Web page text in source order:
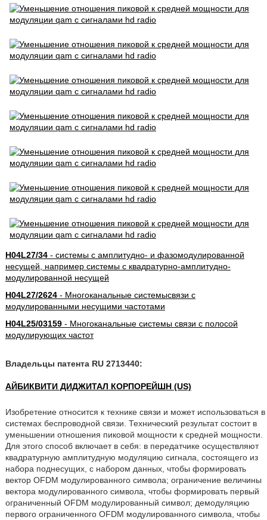
H04L27/34- системы с амплитудно- и фазомодулированной
несущей, например системы с квадратурно-амплитудно-
модулированной несущей
H04L27/2624- Многоканальные системысвязи с
модулированными несущими частотами
H04L25/03159- Многоканальные системы связи с полосой
модулирующих частот
Владельцы патента RU 2713440:
АЙБИКВИТИ ДИДЖИТАЛ КОРПОРЕЙШН (US)
Изобретение относится к технике связи и может использоваться в
системах беспроводной связи. Технический результат состоит в
уменьшении отношения пиковой мощности к средней мощности.
Для этого способ включает в себя: в передатчике осуществляют
квадратурную амплитудную модуляцию сигнала, состоящего из
набора поднесущих, с набором данных, чтобы формировать
вектор OFDM модулированного символа; ограничение величины
вектора модулированного символа, чтобы формировать первый
ограниченный OFDM модулированный символ; демодуляцию
первого ограниченного OFDM модулированного символа, чтобы